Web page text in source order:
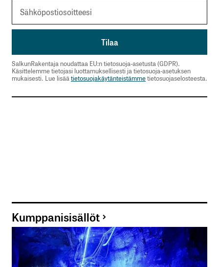
SalkunRakentaja noudattaa EU:n tietosuoja-asetusta (GDPR).
Käsittelemme tietojasi luottamuksellisesti ja tietosuoja-asetuksen
mukaisesti. Lue lisää tietosuojakäytänteistämmetietosuojaselosteesta.
Kumppanisisällöt